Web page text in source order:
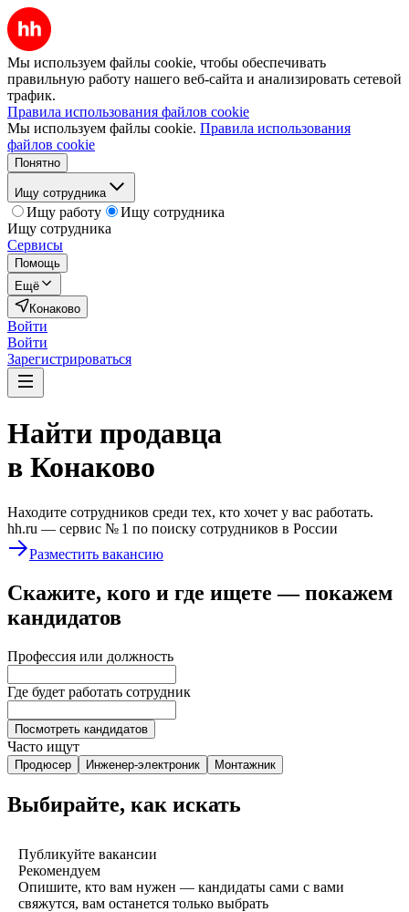
Мы используем файлы cookie, чтобы обеспечивать
правильную работу нашего веб-сайта и анализировать сетевой
трафик.
Правила использования файлов cookie
Мы используем файлы cookie. Правила использования
файлов cookie
Понятно
Ищу сотрудника
Ищу работу
Ищу сотрудника
Ищу сотрудника
Сервисы
Помощь
Ещё
Конаково
Войти
Войти
Зарегистрироваться
Найти продавца
в Конаково
Находите сотрудников среди тех, кто хочет у вас работать.
hh.ru — сервис № 1 по поиску сотрудников в России
Разместить вакансию
Скажите, кого и где ищете — покажем
кандидатов
Профессия или должность
Где будет работать сотрудник
Посмотреть кандидатов
Часто ищут
Продюсер Инженер-электроник Монтажник
Выбирайте, как искать
Публикуйте вакансии
Рекомендуем
Опишите, кто вам нужен — кандидаты сами с вами
свяжутся, вам останется только выбрать